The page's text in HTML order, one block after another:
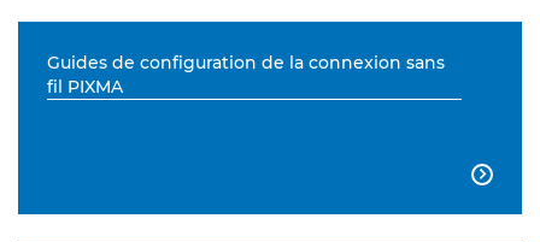
Guides de configuration de la connexion sans
fil PIXMA
